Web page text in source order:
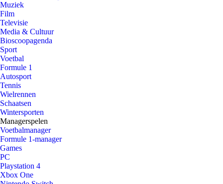
Muziek
Film
Televisie
Media & Cultuur
Bioscoopagenda
Sport
Voetbal
Formule 1
Autosport
Tennis
Wielrennen
Schaatsen
Wintersporten
Managerspelen
Voetbalmanager
Formule 1-manager
Games
PC
Playstation 4
Xbox One